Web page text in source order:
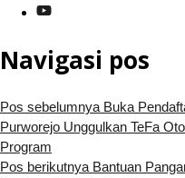
Navigasi pos
Pos sebelumnya Buka
Purworejo Unggulkan TeFa
Program
Pos berikutnya Bantuan